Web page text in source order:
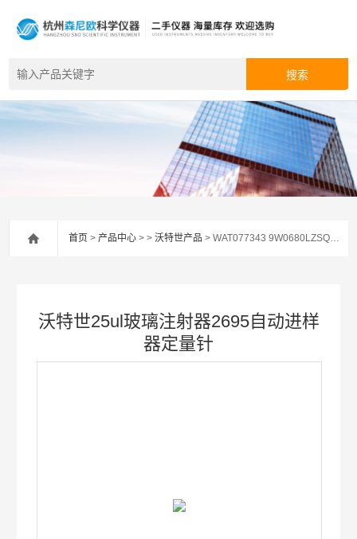
首页 >产品中心 > >沃特世产品 > WAT077343 9W0680LZSQ沃特世25ul玻璃注射器2695自动进样器定量针
沃特世25ul玻璃注射器2695自动进样
器定量针